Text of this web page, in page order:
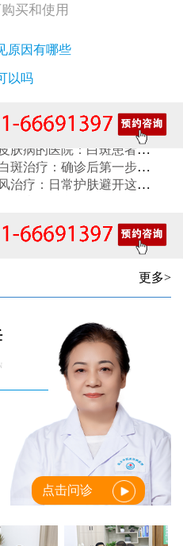
买和使用
原因有哪些
以吗
：遮盖产品选择安全标准是什么
：微量元素补充对康复的作用
科诊疗：收费透明化说明
饮食忌口的科学标准是什么
的医院：白斑患者线上复诊操作步骤
治疗：确诊后第一步该做什么
疗：日常护肤避开这些刺激成分
疗：科学饮食不需要过度忌口
更多>
点击问诊